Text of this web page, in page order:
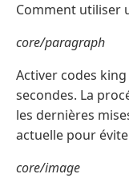
Comment utiliser
core/paragraph
Activer codes
secondes. La
les dernières
actuelle pour
core/image